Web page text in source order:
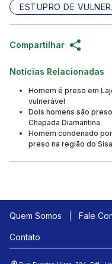
ESTUPRO DE
Compartilhar
Notícias Relacionadas
Homem é preso em
vulnerável
Dois homens são
Chapada Diamantina
Homem condenado
preso na região do
Quem Somos Fale
Contato